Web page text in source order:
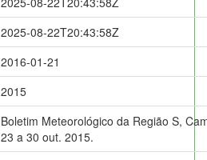
2025-08-22T20:43:58Z
2016-01-21
2015
Boletim Meteorológico da Região S,
23 a 30 out. 2015.